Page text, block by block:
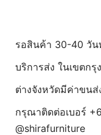
รอสินค้า 30-40 วัน
บริการส่ง ในเขตก
ต่างจังหวัดมีค่าขนส่
กรุณาติดต่อเบอร์
@shirafurniture